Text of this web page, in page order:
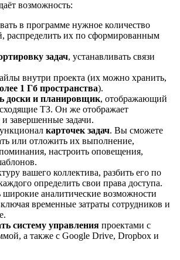
возможность:
в программе нужное количество
распределить их по сформированным
задач, устанавливать связи
внутри проекта (их можно хранить,
1 Гб пространства).
доски и планировщик, отображающий
ТЗ. Он же отображает
завершенные задачи.
карточек задач. Вы сможете
или отложить их выполнение,
настроить оповещения,
вашего коллектива, разбить его по
определить свои права доступа.
широкие аналитические возможности
временные затраты сотрудников и
систему управления проектами с
а также с Google Drive, Dropbox и